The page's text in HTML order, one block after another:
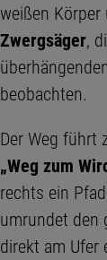
weißen
Zwergsäger,
beobachten.
Der Weg führt
„Weg zum
rechts ein
umrundet den
direkt am Ufer